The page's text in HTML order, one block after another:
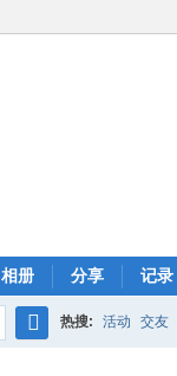
相册 分享 记录
热搜: 活动 交友